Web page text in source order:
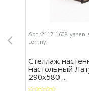
Арт.:2117-1608-
temnyj
Стеллаж
настольный
290х580 ...